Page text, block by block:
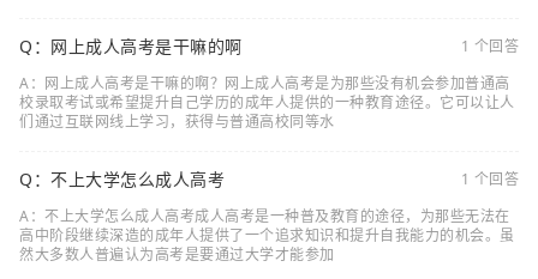
Q：网上成人高考是干嘛的啊
1 个回答
A：网上成人高考是干嘛的啊？网上成人高考是为那些没有机会参加普通高
校录取考试或希望提升自己学历的成年人提供的一种教育途径。它可以让人
们通过互联网线上学习，获得与普通高校同等水
Q：不上大学怎么成人高考
1 个回答
A：不上大学怎么成人高考成人高考是一种普及教育的途径，为那些无法在
高中阶段继续深造的成年人提供了一个追求知识和提升自我能力的机会。虽
然大多数人普遍认为高考是要通过大学才能参加